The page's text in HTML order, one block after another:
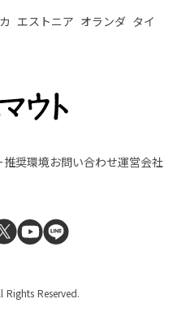
エストニア オランダ タイ
推奨環境お問い合わせ運営会社
Rights Reserved.